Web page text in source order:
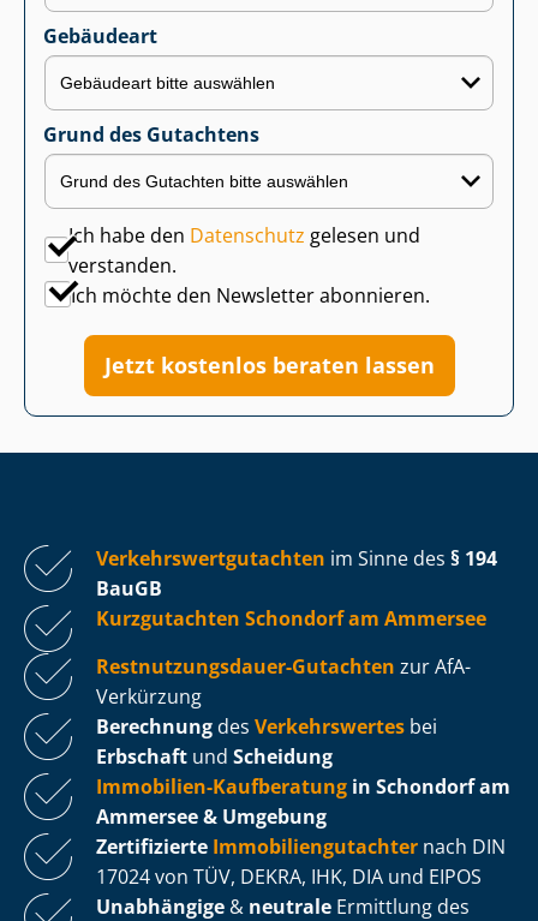
Gebäudeart
Grund des Gutachtens
Ich habe den Datenschutz gelesen und
verstanden.
Ich möchte den Newsletter abonnieren.
Jetzt kostenlos beraten lassen
Ver­kehrs­wert­gut­ach­ten im Sinne des § 194
BauGB
Kurzgutachten Schondorf am Ammersee
Rest­nut­zungs­dau­er-Gutachten zur AfA-
Verkürzung
Berechnung des Verkehrswertes bei
Erbschaft und Scheidung
Immobilien-Kaufberatung in Schondorf am
Ammersee & Umgebung
Zertifizierte Im­mo­bi­li­en­gut­ach­ter nach DIN
17024 von TÜV, DEKRA, IHK, DIA und EIPOS
Unabhängige & neutrale Ermittlung des